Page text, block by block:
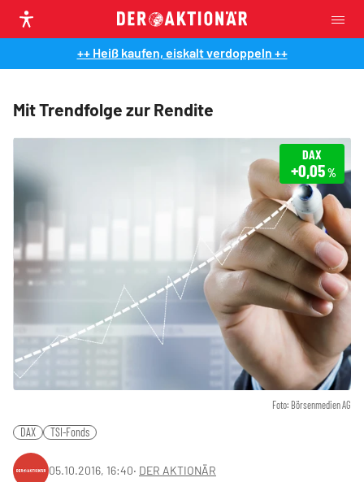
++ Heiß kaufen, eiskalt verdoppeln ++
Mit Trendfolge zur Rendite
Foto: Börsenmedien AG
DAX
+0,05%
DAX TSI-Fonds
05.10.2016, 16:40‧ DER AKTIONÄR